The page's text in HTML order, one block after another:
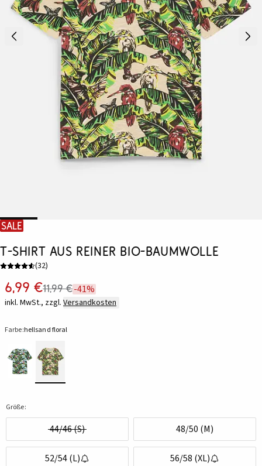
SALE
T-Shirt aus reiner Bio-Baumwolle
(32)
6,99 €11,99 €-41%
inkl. MwSt., zzgl. Versandkosten
Farbe:hellsand floral
Größe:
44/46 (S) 48/50 (M)
52/54 (L) 56/58 (XL)